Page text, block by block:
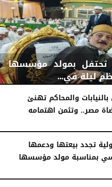
تحتفل بمولد مؤسسها
ليلة في...
بالنيابات والمحاكم تهنئ
مصر.. وتثمن اهتمامه
تجدد بيعتها ودعمها
بمناسبة مولد مؤسسها